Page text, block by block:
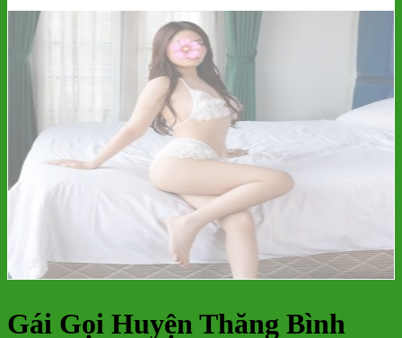
Gái Gọi Huyện Thăng Bình